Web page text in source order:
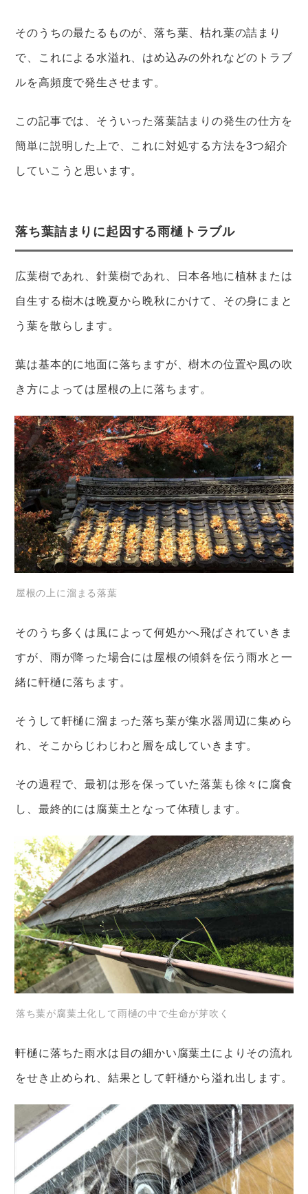
そのうちの最たるものが、落ち葉、枯れ葉の詰まり
で、これによる水溢れ、はめ込みの外れなどのトラブ
ルを高頻度で発生させます。
この記事では、そういった落葉詰まりの発生の仕方を
簡単に説明した上で、これに対処する方法を3つ紹介
していこうと思います。
落ち葉詰まりに起因する雨樋トラブル
広葉樹であれ、針葉樹であれ、日本各地に植林または
自生する樹木は晩夏から晩秋にかけて、その身にまと
う葉を散らします。
葉は基本的に地面に落ちますが、樹木の位置や風の吹
き方によっては屋根の上に落ちます。
屋根の上に溜まる落葉
そのうち多くは風によって何処かへ飛ばされていきま
すが、雨が降った場合には屋根の傾斜を伝う雨水と一
緒に軒樋に落ちます。
そうして軒樋に溜まった落ち葉が集水器周辺に集めら
れ、そこからじわじわと層を成していきます。
その過程で、最初は形を保っていた落葉も徐々に腐食
し、最終的には腐葉土となって体積します。
落ち葉が腐葉土化して雨樋の中で生命が芽吹く
軒樋に落ちた雨水は目の細かい腐葉土によりその流れ
をせき止められ、結果として軒樋から溢れ出します。